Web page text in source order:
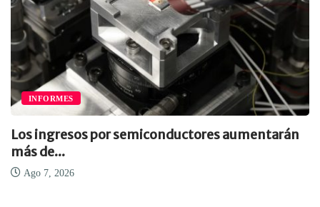
INFORMES
Los ingresos por semiconductores aumentarán
más de...
Ago 7, 2026